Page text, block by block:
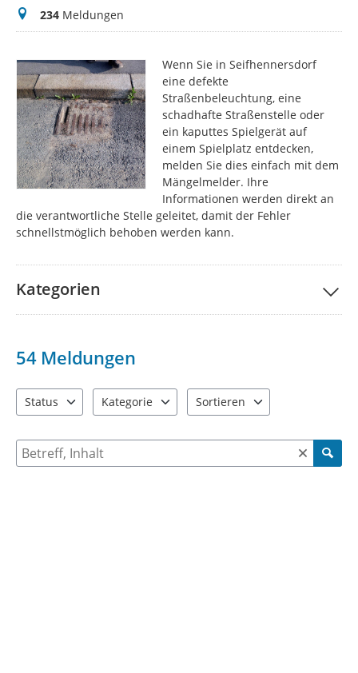
Meldungen
234 Meldungen
Wenn Sie in Seifhennersdorf
eine defekte
Straßenbeleuchtung, eine
schadhafte Straßenstelle oder
ein kaputtes Spielgerät auf
einem Spielplatz entdecken,
melden Sie dies einfach mit dem
Mängelmelder. Ihre
Informationen werden direkt an
die verantwortliche Stelle geleitet, damit der Fehler
schnellstmöglich behoben werden kann.
Kategorien
54 Meldungen
Status
Kategorie
Sortieren
Suche nach Meldungen und Kommentaren